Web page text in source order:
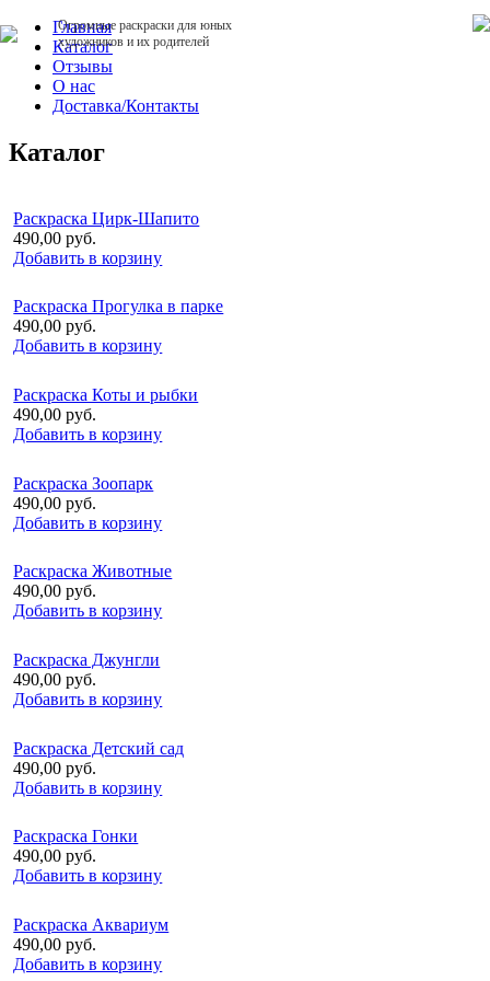
Огромные раскраски для юных
художников и их родителей
Главная
Каталог
Отзывы
О нас
Доставка/Контакты
Каталог
Раскраска Цирк-Шапито
490,00 руб.
Добавить в корзину
Раскраска Прогулка в парке
490,00 руб.
Добавить в корзину
Раскраска Коты и рыбки
490,00 руб.
Добавить в корзину
Раскраска Зоопарк
490,00 руб.
Добавить в корзину
Раскраска Животные
490,00 руб.
Добавить в корзину
Раскраска Джунгли
490,00 руб.
Добавить в корзину
Раскраска Детский сад
490,00 руб.
Добавить в корзину
Раскраска Гонки
490,00 руб.
Добавить в корзину
Раскраска Аквариум
490,00 руб.
Добавить в корзину